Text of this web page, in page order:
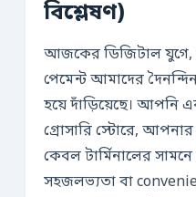
বিশ্লেষণ)
আজকের ডিজিটাল যুগে,
পেমেন্ট আমাদের
হয়ে দাঁড়িয়েছে। আপনি
গ্রোসারি স্টোরে, আপনার
কেবল টার্মিনালের
সহজলভ্যতা বা